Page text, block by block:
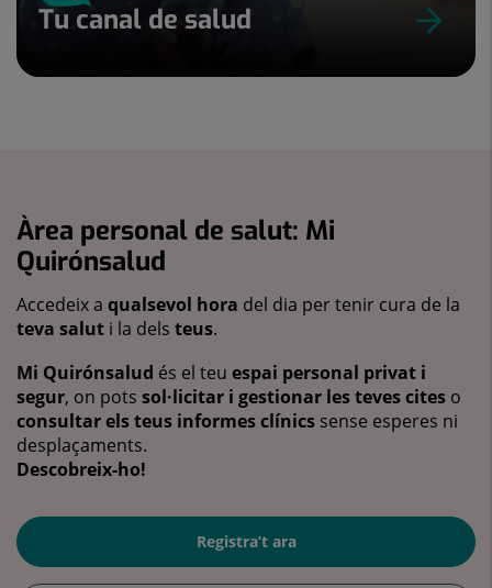
Tu canal de salud
Àrea personal de salut: Mi
Quirónsalud
Accedeix a qualsevol hora del dia per tenir cura de la
teva salut i la dels teus.
Mi Quirónsalud és el teu espai personal privat i
segur, on pots sol·licitar i gestionar les teves cites o
consultar els teus informes clínics sense esperes ni
desplaçaments.
Descobreix-ho!
Registra’t ara